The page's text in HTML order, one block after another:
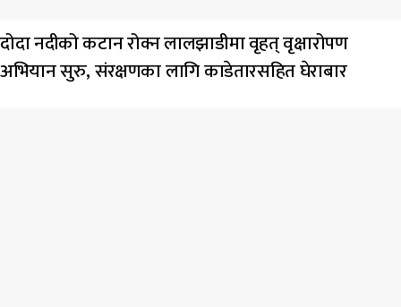
दोदा नदीको कटान रोक्न लालझाडीमा वृहत् वृक्षारोपण
अभियान सुरु, संरक्षणका लागि काडेतारसहित घेराबार